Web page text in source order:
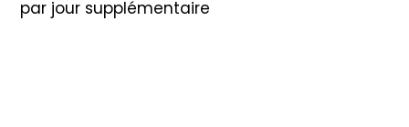
par jour supplémentaire